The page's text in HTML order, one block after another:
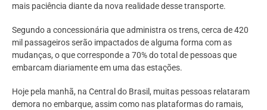
mais paciência diante da nova realidade desse transporte.
Segundo a concessionária que administra os trens, cerca de 420
mil passageiros serão impactados de alguma forma com as
mudanças, o que corresponde a 70% do total de pessoas que
embarcam diariamente em uma das estações.
Hoje pela manhã, na Central do Brasil, muitas pessoas relataram
demora no embarque, assim como nas plataformas do ramais,